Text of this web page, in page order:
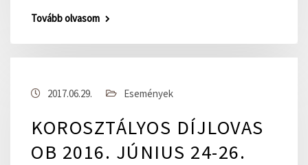
Tovább olvasom
2017.06.29. Események
KOROSZTÁLYOS DÍJLOVAS
OB 2016. JÚNIUS 24-26.